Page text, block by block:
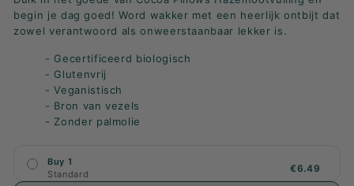
begin je dag goed! Word wakker met een heerlijk ontbijt dat
zowel verantwoord als onweerstaanbaar lekker is.
- Gecertificeerd biologisch
- Glutenvrij
- Veganistisch
- Bron van vezels
- Zonder palmolie
Buy 1
Standard
€6.49